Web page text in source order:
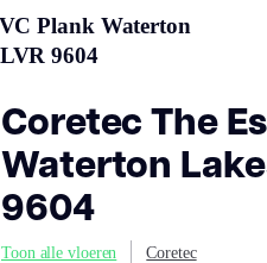
Plank Waterton
9604
Coretec The
Waterton
9604
Toon alle vloeren Coretec